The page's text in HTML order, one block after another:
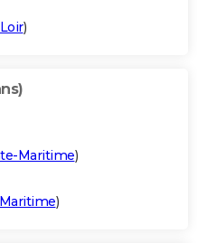
)
Maritime)
)